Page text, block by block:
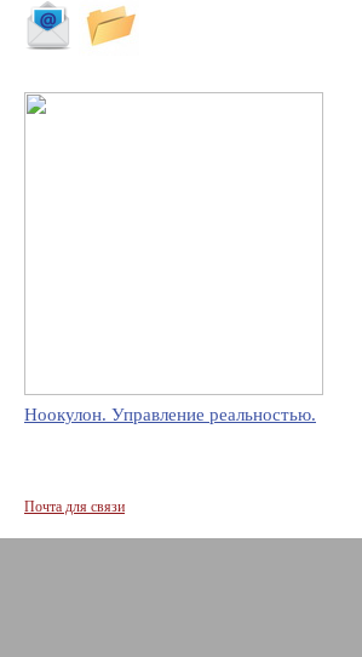
Ноокулон. Управление реальностью.
Почта для связи